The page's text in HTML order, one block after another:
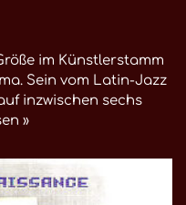
im Künstlerstamm
Sein vom Latin-Jazz
inzwischen sechs
»